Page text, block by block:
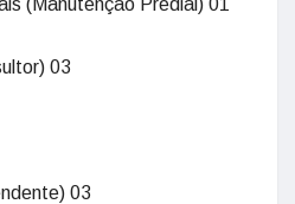
(Manutenção Predial) 01
03
03